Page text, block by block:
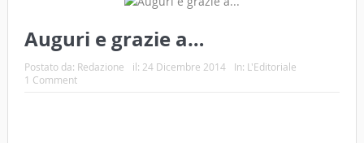
Auguri e grazie a…
Postato da: Redazione il: 24 Dicembre 2014 In: L'Editoriale
1 Comment